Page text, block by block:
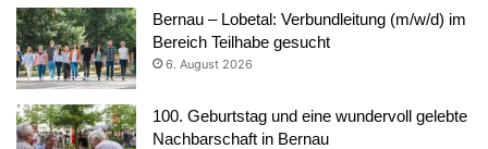
Bernau – Lobetal: Verbundleitung (m/w/d) im
Bereich Teilhabe gesucht
6. August 2026
100. Geburtstag und eine wundervoll gelebte
Nachbarschaft in Bernau